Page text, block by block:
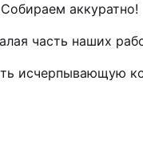
аккуратно!
часть наших
исчерпывающую